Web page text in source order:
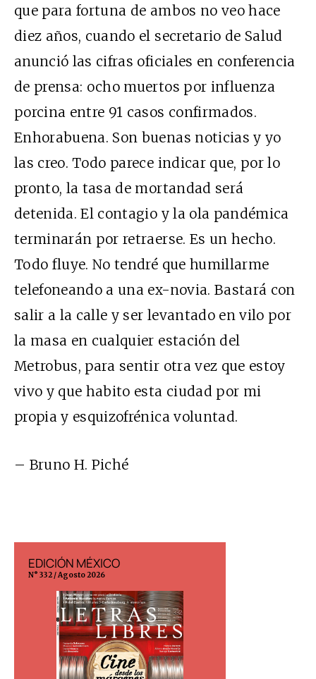
que para fortuna de ambos no veo hace
diez años, cuando el secretario de Salud
anunció las cifras oficiales en conferencia
de prensa: ocho muertos por influenza
porcina entre 91 casos confirmados.
Enhorabuena. Son buenas noticias y yo
las creo. Todo parece indicar que, por lo
pronto, la tasa de mortandad será
detenida. El contagio y la ola pandémica
terminarán por retraerse. Es un hecho.
Todo fluye. No tendré que humillarme
telefoneando a una ex-novia. Bastará con
salir a la calle y ser levantado en vilo por
la masa en cualquier estación del
Metrobus, para sentir otra vez que estoy
vivo y que habito esta ciudad por mi
propia y esquizofrénica voluntad.
– Bruno H. Piché
EDICIÓN MÉXICO
N° 332 / Agosto 2026